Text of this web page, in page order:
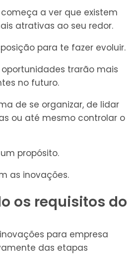
a ver que existem
atrativas ao seu redor.
para te fazer evoluir.
oportunidades trarão mais
no futuro.
de se organizar, de lidar
ou até mesmo controlar o
propósito.
as inovações.
os requisitos do
para empresa
das etapas